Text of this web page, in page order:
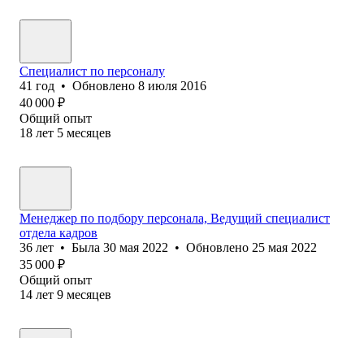
Специалист по персоналу
41 год • Обновлено 8 июля 2016
40 000 ₽
Общий опыт
18 лет 5 месяцев
Менеджер по подбору персонала, Ведущий специалист
отдела кадров
36 лет • Была 30 мая 2022 • Обновлено 25 мая 2022
35 000 ₽
Общий опыт
14 лет 9 месяцев